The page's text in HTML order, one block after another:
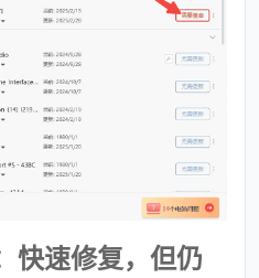
快速修复，但仍